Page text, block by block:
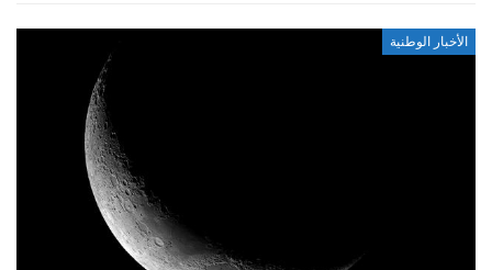
الأخبار الوطنية